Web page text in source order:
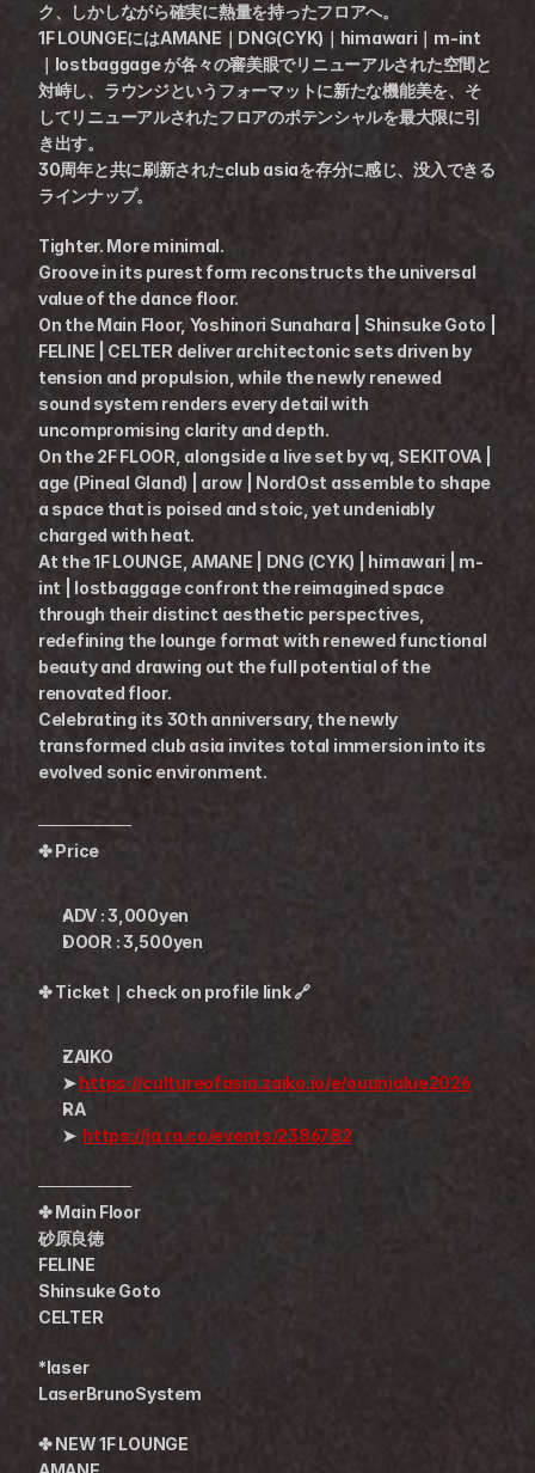
ク、しかしながら確実に熱量を持ったフロアへ。
1F LOUNGEにはAMANE｜DNG(CYK)｜himawari｜m-int
｜lostbaggage が各々の審美眼でリニューアルされた空間と
対峙し、ラウンジというフォーマットに新たな機能美を、そ
してリニューアルされたフロアのポテンシャルを最大限に引
き出す。
30周年と共に刷新されたclub asiaを存分に感じ、没入できる
ラインナップ。
Tighter. More minimal.
Groove in its purest form reconstructs the universal
value of the dance floor.
On the Main Floor, Yoshinori Sunahara | Shinsuke Goto |
FELINE | CELTER deliver architectonic sets driven by
tension and propulsion, while the newly renewed
sound system renders every detail with
uncompromising clarity and depth.
On the 2F FLOOR, alongside a live set by vq, SEKITOVA |
age (Pineal Gland) | arow | NordOst assemble to shape
a space that is poised and stoic, yet undeniably
charged with heat.
At the 1F LOUNGE, AMANE | DNG (CYK) | himawari | m-
int | lostbaggage confront the reimagined space
through their distinct aesthetic perspectives,
redefining the lounge format with renewed functional
beauty and drawing out the full potential of the
renovated floor.
Celebrating its 30th anniversary, the newly
transformed club asia invites total immersion into its
evolved sonic environment.
────────
✤ Price
ADV : 3,000yen
DOOR : 3,500yen
✤ Ticket｜check on profile link 🔗
ZAIKO
➤ https://cultureofasia.zaiko.io/e/ouunialue2026
RA
➤ https://ja.ra.co/events/2386782
────────
✤ Main Floor
砂原良徳
FELINE
Shinsuke Goto
CELTER
*laser
LaserBrunoSystem
✤ NEW 1F LOUNGE